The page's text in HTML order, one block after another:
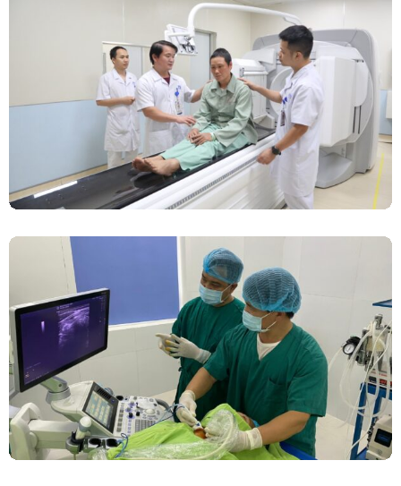
Chính Thức Vận Hành Máy Xạ Hình Thế Hệ
Mới Spect/CT Trong Chẩn Đoán Và Điều Trị
Ung Thư Tại Bệnh Viện Đa Khoa Tỉnh Phú Thọ
Đốt Sóng Cao Tần Dưới Siêu Âm, Điều Trị U
Lành Tuyến Giáp Không Cần Phẫu Thuật